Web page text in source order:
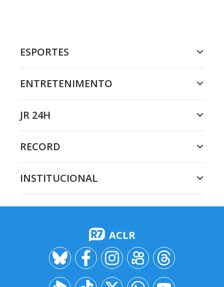
ESPORTES
ENTRETENIMENTO
JR 24H
RECORD
INSTITUCIONAL
ACLR